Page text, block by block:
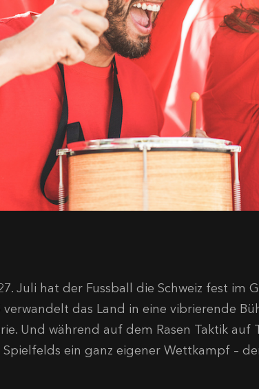
Juli hat der Fussball die Schweiz fest im
verwandelt das Land in eine vibrierende
Und während auf dem Rasen Taktik
Spielfelds ein ganz eigener Wettkampf –